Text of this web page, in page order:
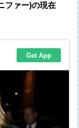
ファー)の現在